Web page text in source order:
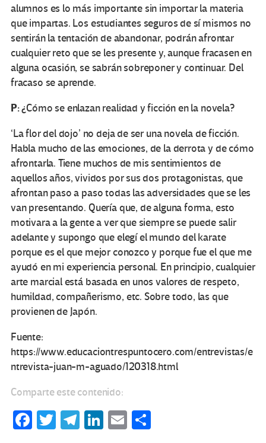
alumnos es lo más importante sin importar la materia
que impartas. Los estudiantes seguros de sí mismos no
sentirán la tentación de abandonar, podrán afrontar
cualquier reto que se les presente y, aunque fracasen en
alguna ocasión, se sabrán sobreponer y continuar. Del
fracaso se aprende.
P:¿Cómo se enlazan realidad y ficción en la novela?
‘La flor del dojo’ no deja de ser una novela de ficción.
Habla mucho de las emociones, de la derrota y de cómo
afrontarla. Tiene muchos de mis sentimientos de
aquellos años, vividos por sus dos protagonistas, que
afrontan paso a paso todas las adversidades que se les
van presentando. Quería que, de alguna forma, esto
motivara a la gente a ver que siempre se puede salir
adelante y supongo que elegí el mundo del karate
porque es el que mejor conozco y porque fue el que me
ayudó en mi experiencia personal. En principio, cualquier
arte marcial está basada en unos valores de respeto,
humildad, compañerismo, etc. Sobre todo, las que
provienen de Japón.
Fuente:
https://www.educaciontrespuntocero.com/entrevistas/e
ntrevista-juan-m-aguado/120318.html
Comparte este contenido:
Fa T
Te Li
E